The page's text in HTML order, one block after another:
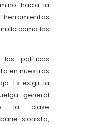
hacia la
como las
las políticas
en nuestras
Es exigir la
general
la clase
sionista,